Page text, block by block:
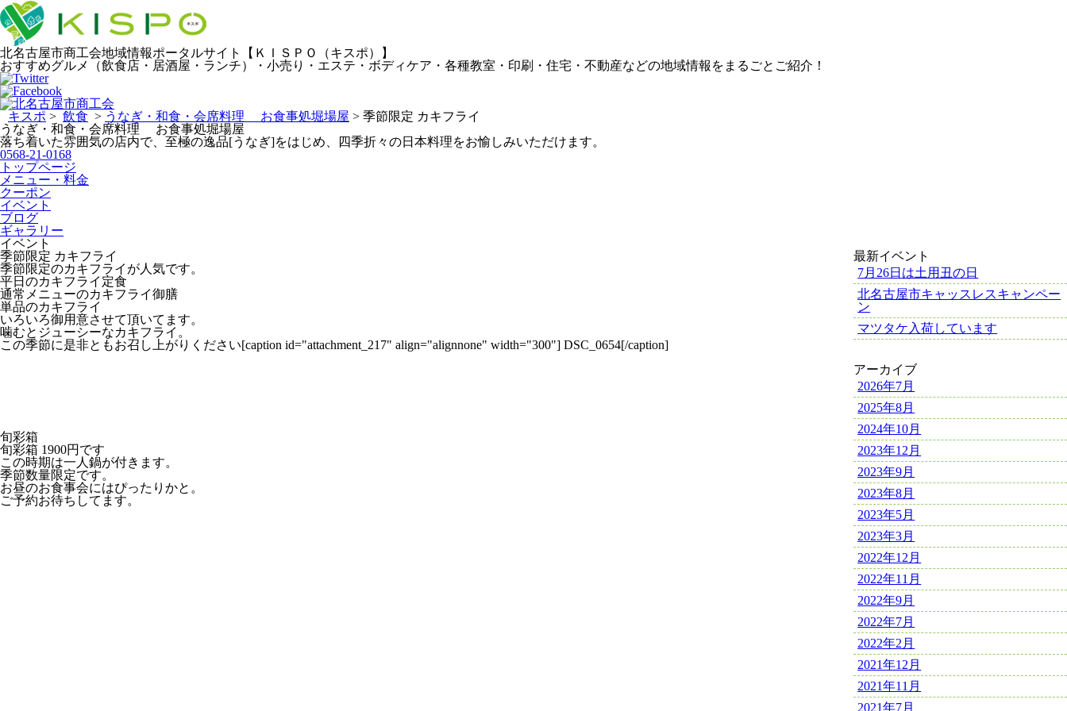
北名古屋市商工会地域情報ポータルサイト【ＫＩＳＰＯ（キスポ）】
おすすめグルメ（飲食店・居酒屋・ランチ）・小売り・エステ・ボディケア・各種教室・印刷・住宅・不動産などの地域情報をまるごとご紹介！
キスポ > 飲食 > うなぎ・和食・会席料理 お食事処堀場屋 > 季節限定 カキフライ
うなぎ・和食・会席料理 お食事処堀場屋
落ち着いた雰囲気の店内で、至極の逸品[うなぎ]をはじめ、四季折々の日本料理をお愉しみいただけます。
0568-21-0168
トップページ
メニュー・料金
クーポン
イベント
ブログ
ギャラリー
イベント
季節限定 カキフライ
季節限定のカキフライが人気です。
平日のカキフライ定食
通常メニューのカキフライ御膳
単品のカキフライ
いろいろ御用意させて頂いてます。
噛むとジューシーなカキフライ。
この季節に是非ともお召し上がりください[caption id="attachment_217" align="alignnone" width="300"] DSC_0654[/caption]
旬彩箱
旬彩箱 1900円です
この時期は一人鍋が付きます。
季節数量限定です。
お昼のお食事会にはぴったりかと。
ご予約お待ちしてます。
最新イベント
7月26日は土用丑の日
北名古屋市キャッスレスキャンペー
ン
マツタケ入荷しています
アーカイブ
2026年7月
2025年8月
2024年10月
2023年12月
2023年9月
2023年8月
2023年5月
2023年3月
2022年12月
2022年11月
2022年9月
2022年7月
2022年2月
2021年12月
2021年11月
2021年7月